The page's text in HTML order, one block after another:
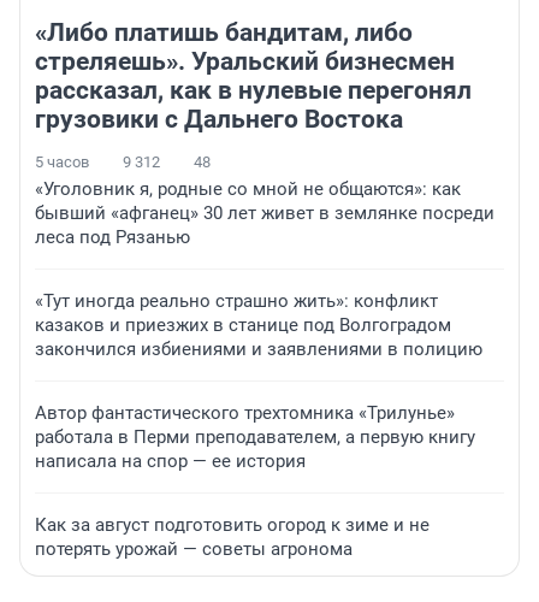
«Либо платишь бандитам, либо
стреляешь». Уральский бизнесмен
рассказал, как в нулевые перегонял
грузовики с Дальнего Востока
5 часов 9 312 48
«Уголовник я, родные со мной не общаются»: как
бывший «афганец» 30 лет живет в землянке посреди
леса под Рязанью
«Тут иногда реально страшно жить»: конфликт
казаков и приезжих в станице под Волгоградом
закончился избиениями и заявлениями в полицию
Автор фантастического трехтомника «Трилунье»
работала в Перми преподавателем, а первую книгу
написала на спор — ее история
Как за август подготовить огород к зиме и не
потерять урожай — советы агронома